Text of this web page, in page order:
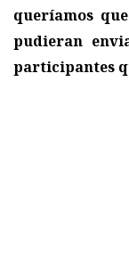
queríamos
pudieran
participantes